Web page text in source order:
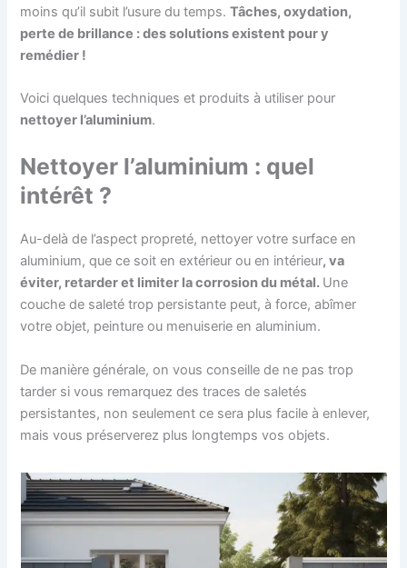
moins qu’il subit l’usure du temps.Tâches, oxydation,
perte de brillance : des solutions existent pour y
remédier !
Voici quelques techniques et produits à utiliser pour
nettoyer l’aluminium.
Nettoyer l’aluminium : quel
intérêt ?
Au-delà de l’aspect propreté, nettoyer votre surface en
aluminium, que ce soit en extérieur ou en intérieur, va
éviter, retarder et limiter la corrosion du métal. Une
couche de saleté trop persistante peut, à force, abîmer
votre objet, peinture ou menuiserie en aluminium.
De manière générale, on vous conseille de ne pas trop
tarder si vous remarquez des traces de saletés
persistantes, non seulement ce sera plus facile à enlever,
mais vous préserverez plus longtemps vos objets.